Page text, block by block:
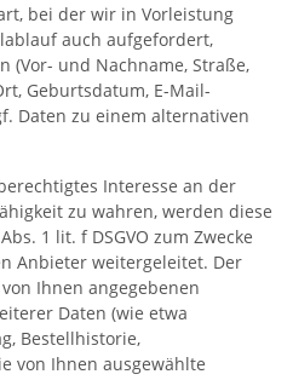
bei der wir in Vorleistung
auch aufgefordert,
(Vor- und Nachname, Straße,
Geburtsdatum, E-Mail-
Daten zu einem alternativen
Interesse an der
zu wahren, werden diese
1 lit. f DSGVO zum Zwecke
Anbieter weitergeleitet. Der
Ihnen angegebenen
Daten (wie etwa
Bestellhistorie,
von Ihnen ausgewählte